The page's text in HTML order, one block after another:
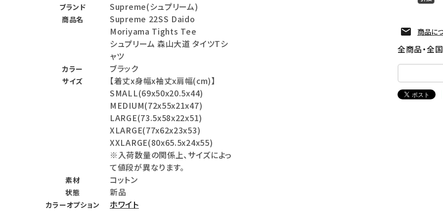
アクセサリー
Follow us
ブランド Supreme(シュプリーム)
商品名
Supreme 22SS Daido
Moriyama Tights Tee
シュプリーム 森山大道 タイツTシ
ャツ
カラー ブラック
サイズ
【着丈x身幅x袖丈x肩幅(cm)】
SMALL(69x50x20.5x44)
MEDIUM(72x55x21x47)
LARGE(73.5x58x22x51)
XLARGE(77x62x23x53)
XXLARGE(80x65.5x24x55)
※入荷数量の関係上、サイズによっ
て値段が異なります。
素材 コットン
状態 新品
カラーオプション ホワイト
商品に
全商品・全